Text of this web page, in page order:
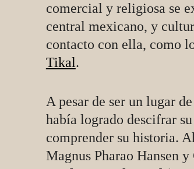
comercial y religiosa se
central mexicano, y
contacto con ella, como
Tikal.
A pesar de ser un lugar
había logrado descifrar
comprender su historia.
Magnus Pharao Hansen